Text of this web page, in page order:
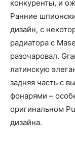
конкуренты, и
Ранние
дизайн, с
радиатора с
разочаровал.
латинскую
задняя часть с
фонарями –
оригинальном
дизайна.